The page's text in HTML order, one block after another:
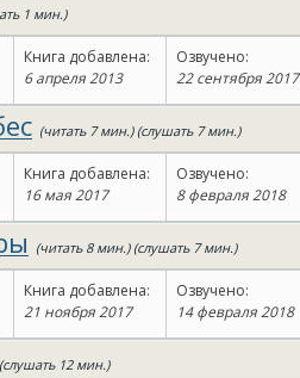
1 мин.)
Книга добавлена:
6 апреля 2013
Озвучено:
22 сентября 2017
(читать 7 мин.) (слушать 7 мин.)
Книга добавлена:
16 мая 2017
Озвучено:
8 февраля 2018
(читать 8 мин.) (слушать 7 мин.)
Книга добавлена:
21 ноября 2017
Озвучено:
14 февраля 2018
12 мин.)